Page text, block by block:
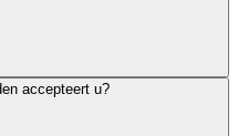
accepteert u?